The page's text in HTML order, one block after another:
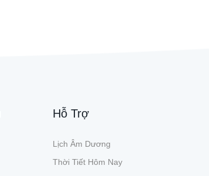
Hỗ Trợ
Lịch Âm Dương
Thời Tiết Hôm Nay